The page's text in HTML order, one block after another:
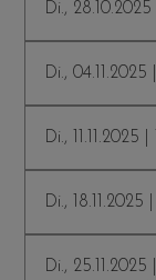
Di.,
Di.,
Di., 11.11.2025
Di., 18.11.2025
Di.,